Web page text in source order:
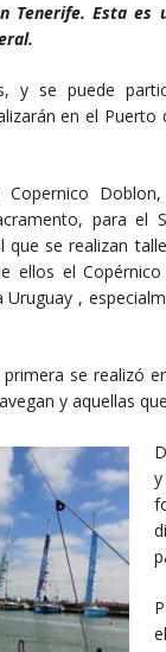
Tenerife. Esta
y se puede
en el Puerto
para el
que se realizan
ellos el
,
se realizó
y aquellas